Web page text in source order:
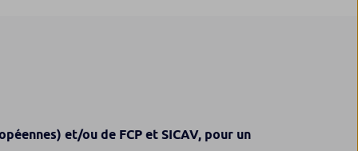
et/ou de FCP et SICAV, pour un